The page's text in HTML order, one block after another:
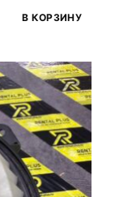
В КОРЗИНУ